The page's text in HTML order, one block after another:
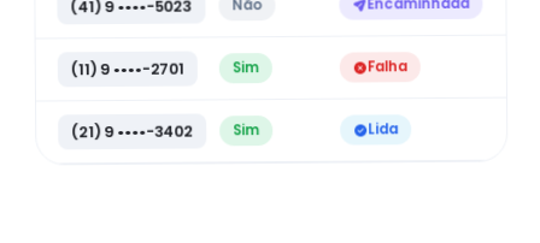
(41) 9 ••••-5023 Não Encaminhada
(11) 9 ••••-2701 Sim Falha
(21) 9 ••••-3402 Sim Lida